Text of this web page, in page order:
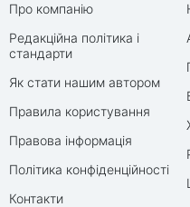
Про компанію
Редакційна політика і
стандарти
Як стати нашим автором
Правила користування
Правова інформація
Політика конфіденційності
Контакти